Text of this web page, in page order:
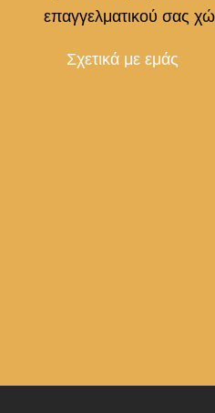
επαγγελματικού σας
Σχετικά με εμάς